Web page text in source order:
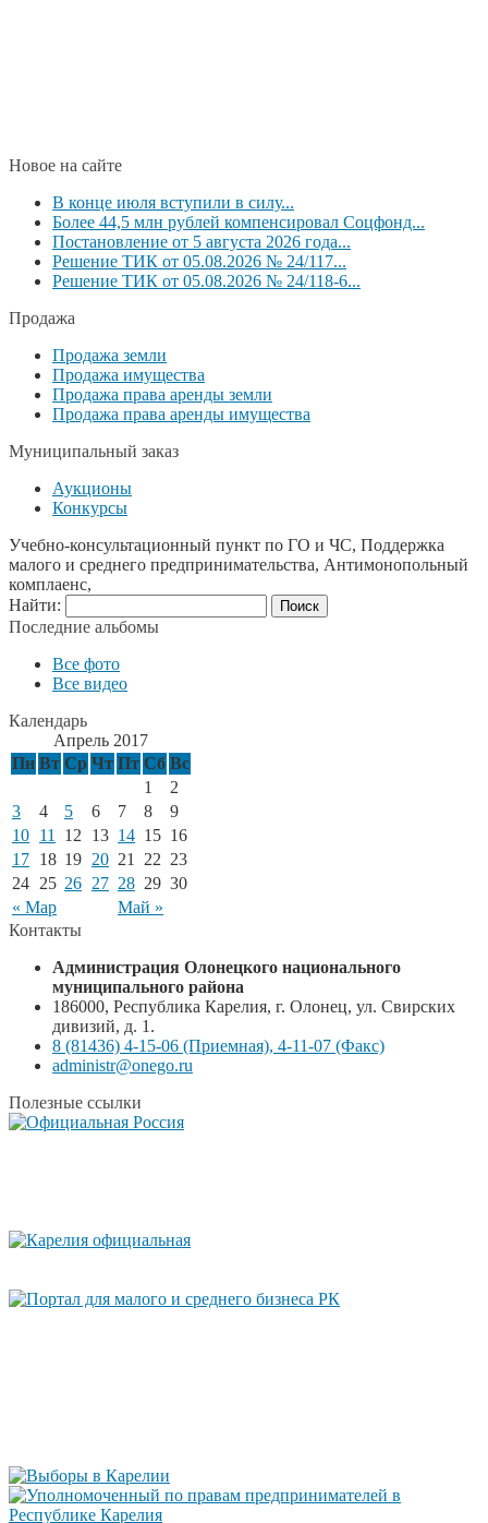
Новое на сайте
В конце июля вступили в силу...
Более 44,5 млн рублей компенсировал Соцфонд...
Постановление от 5 августа 2026 года...
Решение ТИК от 05.08.2026 № 24/117...
Решение ТИК от 05.08.2026 № 24/118-6...
Продажа
Продажа земли
Продажа имущества
Продажа права аренды земли
Продажа права аренды имущества
Муниципальный заказ
Аукционы
Конкурсы
Учебно-консультационный пункт по ГО и ЧС, Поддержка
малого и среднего предпринимательства, Антимонопольный
комплаенс,
Найти:
Последние альбомы
Все фото
Все видео
Календарь
Апрель 2017
Пн Вт Ср Чт Пт Сб Вс
« Мар Май »
1
2
3
4 5 6 7 8
9
10 11 12 13 14 15 16
17 18 19 20 21 22 23
24 25 26 27 28 29 30
Контакты
Администрация Олонецкого национального
муниципального района
186000, Республика Карелия, г. Олонец, ул. Свирских
дивизий, д. 1.
8 (81436) 4-15-06 (Приемная), 4-11-07 (Факс)
administr@onego.ru
Полезные ссылки